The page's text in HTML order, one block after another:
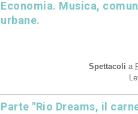
Economia. Musica,
urbane.
Spettacoli a
Parte "Rio Dreams, il